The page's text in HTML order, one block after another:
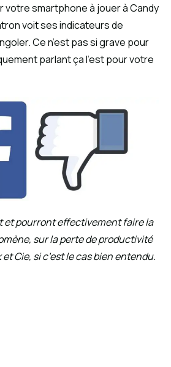
votre smartphone à jouer à Candy
voit ses indicateurs de
Ce n’est pas si grave pour
parlant ça l’est pour votre
et pourront effectivement faire la
sur la perte de productivité
Cie, si c’est le cas bien entendu.